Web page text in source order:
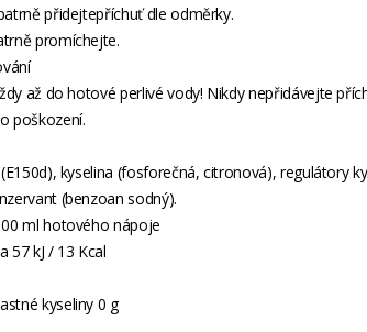
přidejtepříchuť dle odměrky.
promíchejte.
až do hotové perlivé vody! Nikdy nepřidávejte
poškození.
kyselina (fosforečná, citronová), regulátory
(benzoan sodný).
ml hotového nápoje
57 kJ / 13 Kcal
kyseliny 0 g